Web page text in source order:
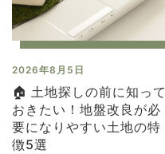
2026年8月5日
🏠 土地探しの前に知って
おきたい！地盤改良が必
要になりやすい土地の特
徴5選